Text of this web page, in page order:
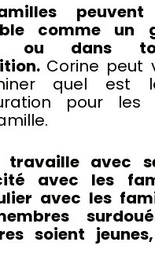
comme un
ou dans
Corine peut
quel est
pour les
travaille avec
avec les
avec les
soient